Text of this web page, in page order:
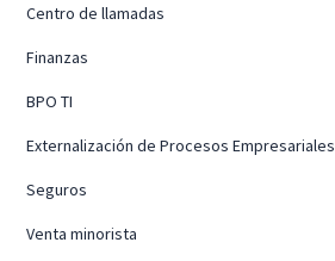
Centro de llamadas
Finanzas
BPO TI
Externalización de Procesos Empresariales
Seguros
Venta minorista